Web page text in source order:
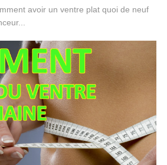
avoir un ventre plat quoi de neuf